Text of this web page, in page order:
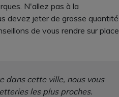
N'allez pas à la
devez jeter de grosse quantité
de vous rendre sur place
dans cette ville, nous vous
les plus proches.